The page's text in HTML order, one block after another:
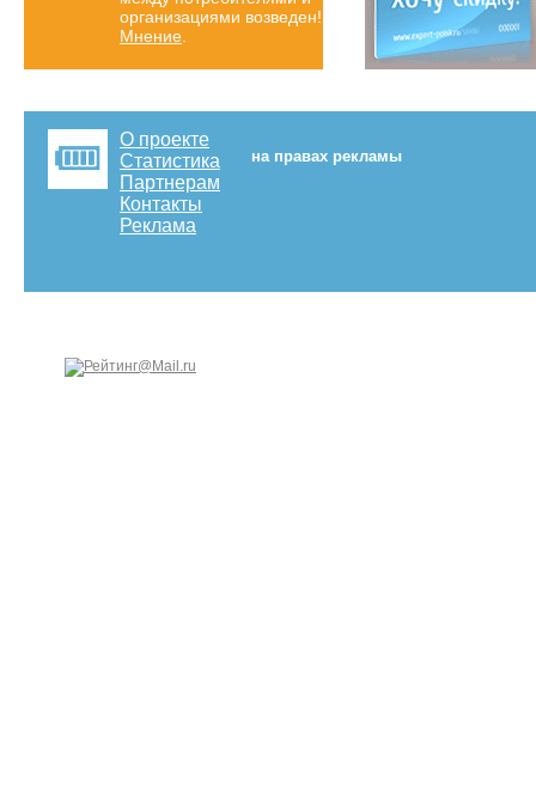
организациями возведен!
Мнение
О проекте
Статистика
Партнерам
Контакты
Реклама
на правах рекламы